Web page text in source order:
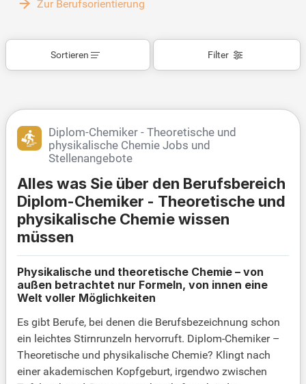
Zur Berufsorientierung
Filter
Sortieren
Diplom-Chemiker - Theoretische und
physikalische Chemie Jobs und
Stellenangebote
Alles was Sie über den Berufsbereich
Diplom-Chemiker - Theoretische und
physikalische Chemie wissen
müssen
Physikalische und theoretische Chemie – von
außen betrachtet nur Formeln, von innen eine
Welt voller Möglichkeiten
Es gibt Berufe, bei denen die Berufsbezeichnung schon
ein leichtes Stirnrunzeln hervorruft. Diplom-Chemiker –
Theoretische und physikalische Chemie? Klingt nach
einer akademischen Kopfgeburt, irgendwo zwischen